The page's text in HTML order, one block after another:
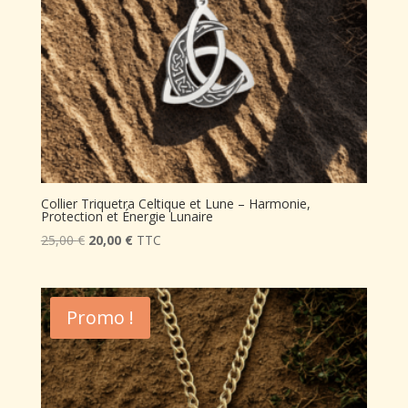
Collier Triquetra Celtique et Lune – Harmonie,
Protection et Énergie Lunaire
25,00€ Le
était :
25,00 €.
20,00 €Le
est :
20,00 €.
TTC
Promo !